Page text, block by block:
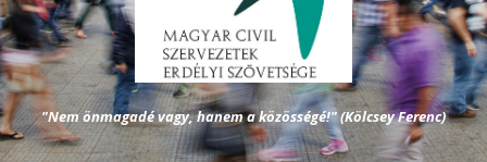
"Nem önmagadé vagy, hanem a közösségé!" (Kölcsey Ferenc)